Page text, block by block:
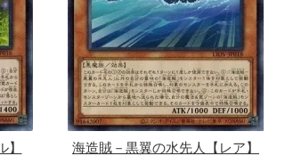
海造賊－黒翼の水先人【レア】